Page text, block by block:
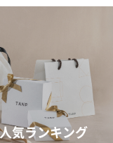
気ランキング